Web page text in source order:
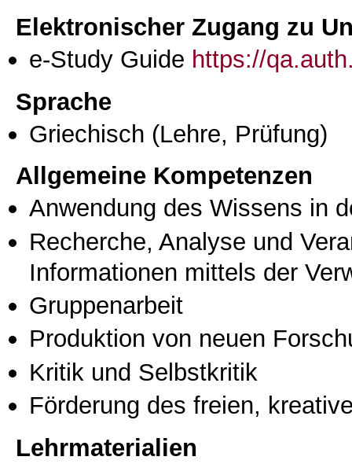
Elektronischer Zugang zu
e-Study Guide https://
Sprache
Griechisch (Lehre, Prüfung)
Allgemeine Kompetenzen
Anwendung des Wissens in
Recherche, Analyse und
Informationen mittels der
Gruppenarbeit
Produktion von neuen
Kritik und Selbstkritik
Förderung des freien,
Lehrmaterialien